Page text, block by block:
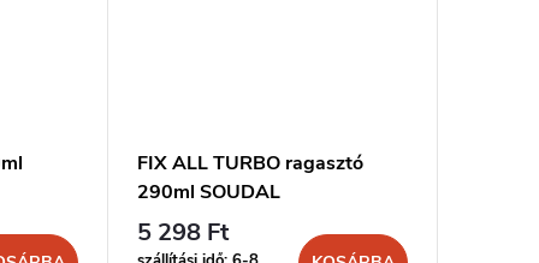
FIX ALL TURBO ragasztó
290ml SOUDAL
5 298 Ft